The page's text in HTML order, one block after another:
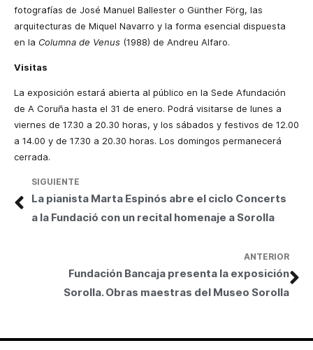
fotografías de José Manuel Ballester o Günther Förg, las
arquitecturas de Miquel Navarro y la forma esencial dispuesta
en la Columna de Venus (1988) de Andreu Alfaro.
Visitas
La exposición estará abierta al público en la Sede Afundación
de A Coruña hasta el 31 de enero. Podrá visitarse de lunes a
viernes de 17.30 a 20.30 horas, y los sábados y festivos de 12.00
a 14.00 y de 17.30 a 20.30 horas. Los domingos permanecerá
cerrada.
ANTERIOR
Fundación Bancaja presenta la exposición
Sorolla. Obras maestras del Museo Sorolla
SIGUIENTE
La pianista Marta Espinós abre el ciclo Concerts
a la Fundació con un recital homenaje a Sorolla